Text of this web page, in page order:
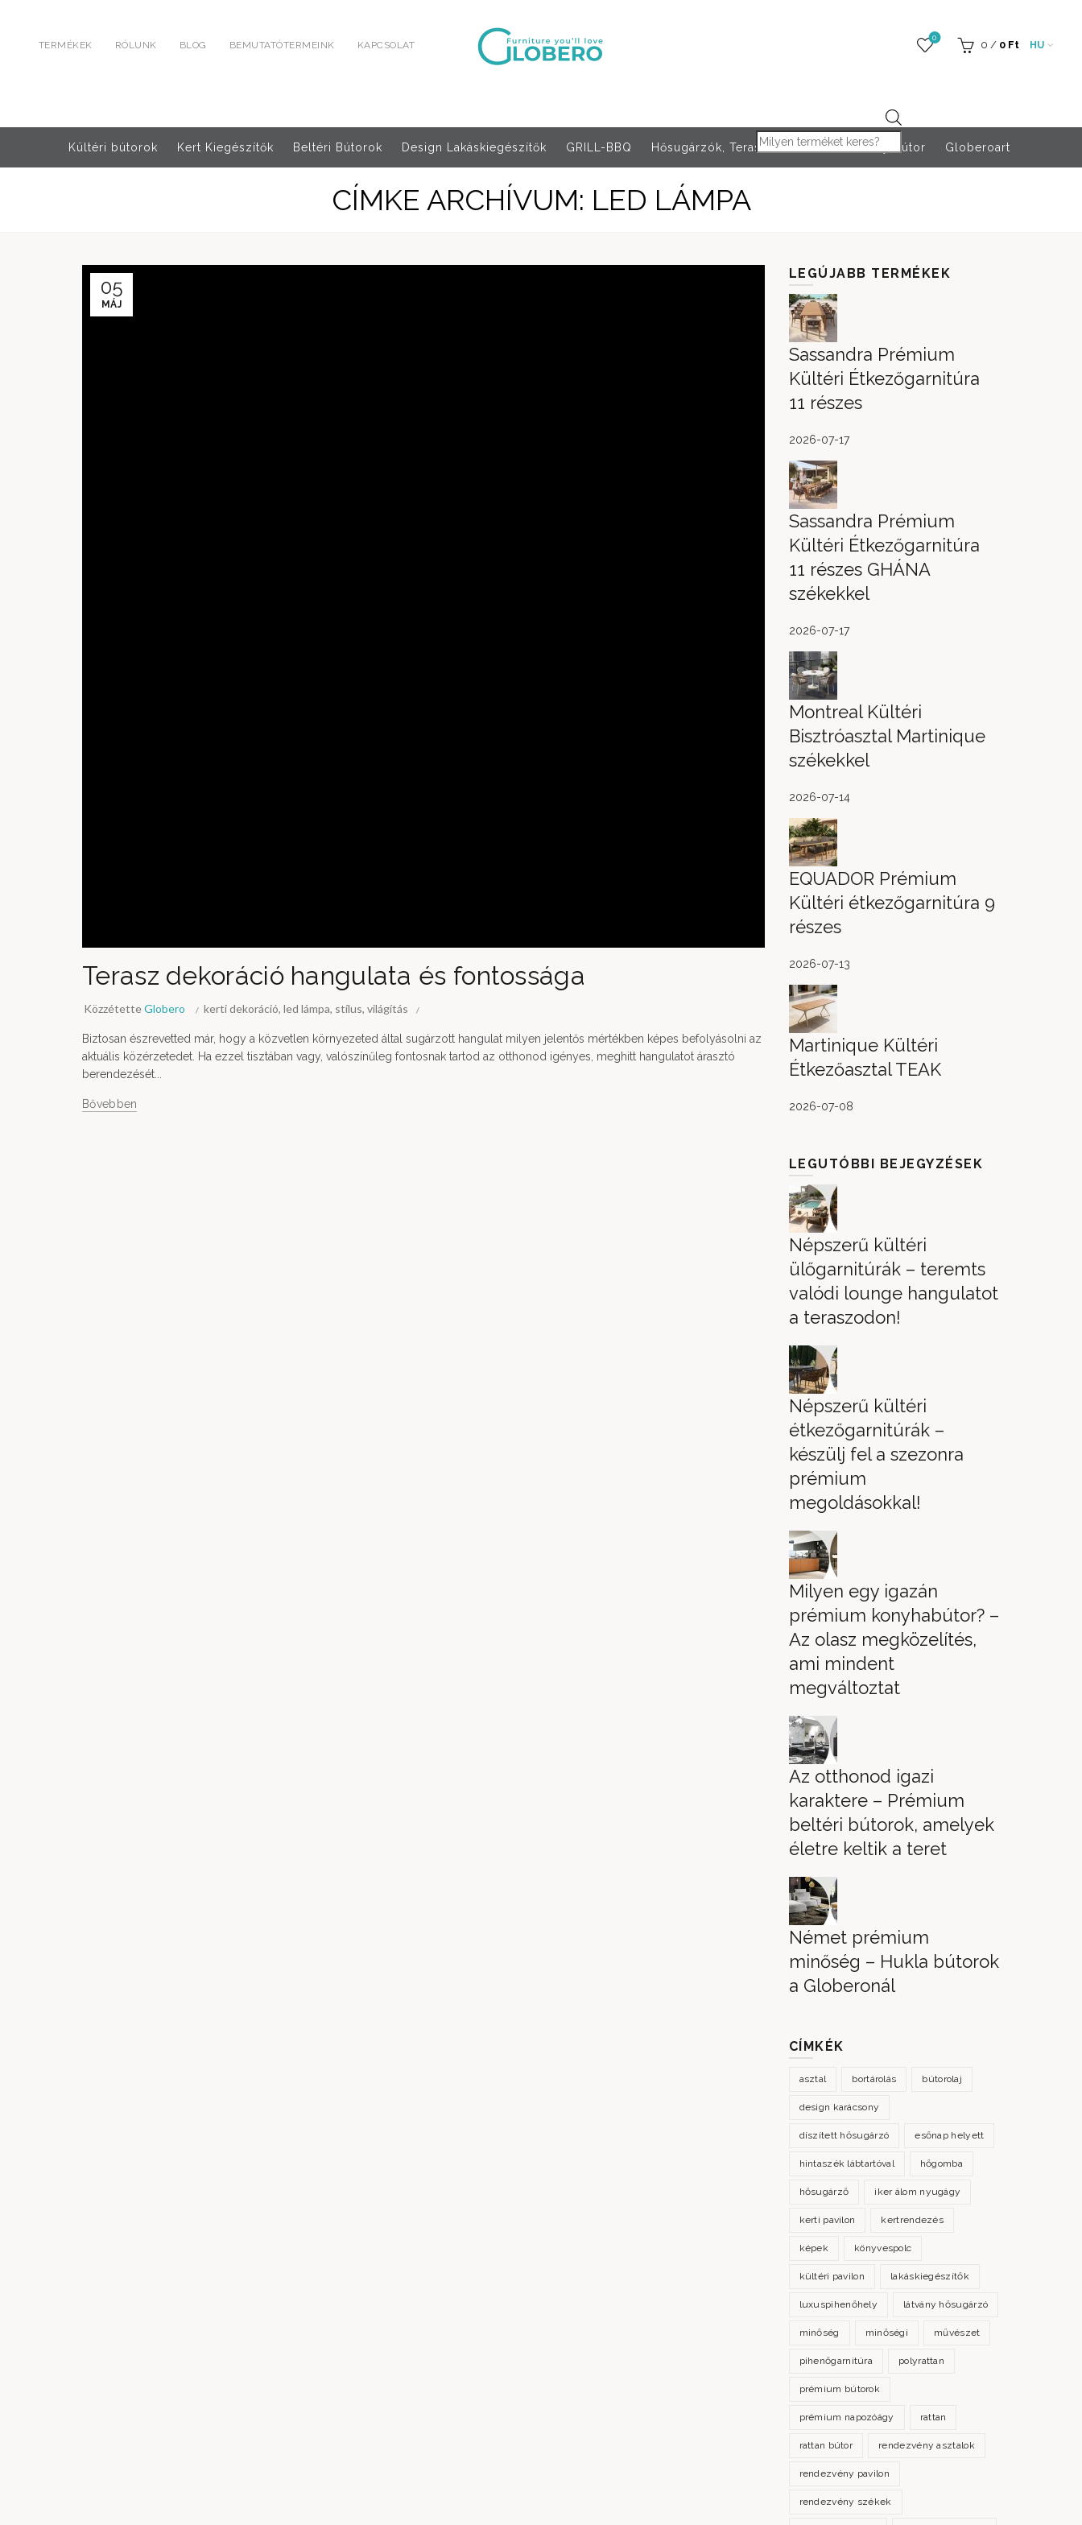
TERMÉKEK RÓLUNK BLOG BEMUTATÓTERMEINK KAPCSOLAT
Products search
0
0 / 0 Ft HU
Kültéri bútorok Kert Kiegészítők Beltéri Bútorok Design Lakáskiegészítők GRILL-BBQ Hősugárzók, Teraszfűtés Rendezvény bútor Globeroart
CÍMKE ARCHÍVUM: LED LÁMPA
05
MÁJ
Terasz dekoráció hangulata és fontossága
KözzétetteGlobero kerti dekoráció, led lámpa, stílus, világítás
Biztosan észrevetted már, hogy a közvetlen környezeted által sugárzott hangulat milyen jelentős mértékben képes befolyásolni az
aktuális közérzetedet. Ha ezzel tisztában vagy, valószínűleg fontosnak tartod az otthonod igényes, meghitt hangulatot árasztó
berendezését...
Bővebben
LEGÚJABB TERMÉKEK
Sassandra Prémium
Kültéri Étkezőgarnitúra
11 részes
2026-07-17
Sassandra Prémium
Kültéri Étkezőgarnitúra
11 részes GHÁNA
székekkel
2026-07-17
Montreal Kültéri
Bisztróasztal Martinique
székekkel
2026-07-14
EQUADOR Prémium
Kültéri étkezőgarnitúra 9
részes
2026-07-13
Martinique Kültéri
Étkezőasztal TEAK
2026-07-08
LEGUTÓBBI BEJEGYZÉSEK
Népszerű kültéri
ülőgarnitúrák – teremts
valódi lounge hangulatot
a teraszodon!
Népszerű kültéri
étkezőgarnitúrák –
készülj fel a szezonra
prémium
megoldásokkal!
Milyen egy igazán
prémium konyhabútor? –
Az olasz megközelítés,
ami mindent
megváltoztat
Az otthonod igazi
karaktere – Prémium
beltéri bútorok, amelyek
életre keltik a teret
Német prémium
minőség – Hukla bútorok
a Globeronál
CÍMKÉK
asztal bortárolás bútorolaj
design karácsony
díszített hősugárzó esőnap helyett
hintaszék lábtartóval hőgomba
hősugárző iker álom nyugágy
kerti pavilon kertrendezés
képek könyvespolc
kültéri pavilon lakáskiegészítők
luxuspihenőhely látvány hősugárzó
minőség minőségi művészet
pihenőgarnitúra polyrattan
prémium bútorok
prémium napozóágy rattan
rattan bútor rendezvény asztalok
rendezvény pavilon
rendezvény székek